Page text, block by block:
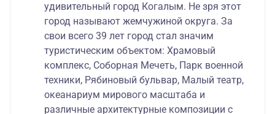
удивительный город Когалым. Не зря этот
город называют жемчужиной округа. За
свои всего 39 лет город стал значим
туристическим объектом: Храмовый
комплекс, Соборная Мечеть, Парк военной
техники, Рябиновый бульвар, Малый театр,
океанариум мирового масштаба и
различные архитектурные композиции с